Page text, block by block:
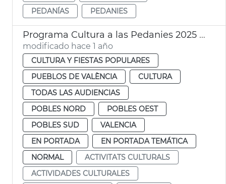
PEDANÍAS
PEDANIES
Programa Cultura a las Pedanies 2025 València
modificado hace 1 año
CULTURA Y FIESTAS POPULARES
PUEBLOS DE VALÈNCIA
CULTURA
TODAS LAS AUDIENCIAS
POBLES NORD
POBLES OEST
POBLES SUD
VALENCIA
EN PORTADA
EN PORTADA TEMÁTICA
NORMAL
ACTIVITATS CULTURALS
ACTIVIDADES CULTURALES